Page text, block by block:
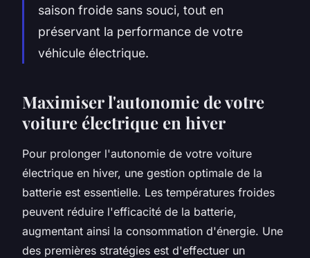
saison froide sans souci, tout en
préservant la performance de votre
véhicule électrique.
Maximiser l'autonomie de votre
voiture électrique en hiver
Pour prolonger l'autonomie de votre voiture
électrique en hiver, une gestion optimale de la
batterie est essentielle. Les températures froides
peuvent réduire l'efficacité de la batterie,
augmentant ainsi la consommation d'énergie. Une
des premières stratégies est d'effectuer un